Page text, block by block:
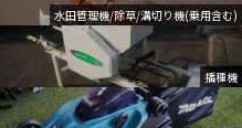
水田管理機/除草/溝切り機(乗用含む)
播種機